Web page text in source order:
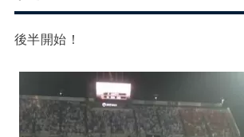
後半開始！